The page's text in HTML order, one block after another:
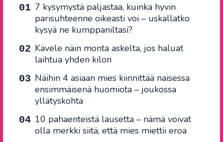
7 kysymystä paljastaa, kuinka hyvin
parisuhteenne oikeasti voi – uskallatko
kysyä ne kumppaniltasi?
Kävele näin monta askelta, jos haluat
laihtua yhden kilon
Näihin 4 asiaan mies kiinnittää naisessa
ensimmäisenä huomiota – joukossa
yllätyskohta
10 pahaenteistä lausetta – nämä voivat
olla merkki siitä, että mies miettii eroa